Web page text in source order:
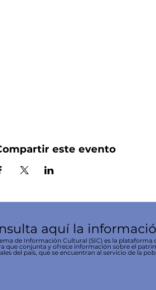
este evento
aquí la
de Información Cultural (SIC) es la plataforma
que conjunta y ofrece información sobre el
del país, que se encuentran al servicio de la